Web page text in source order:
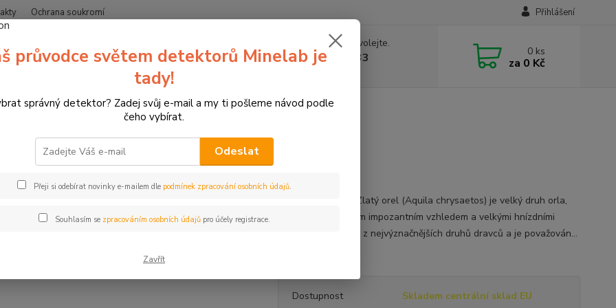
Ochrana soukromí Přihlášení
Hledat
Nevíte si rady? Zavolejte.
+420774877333 0 ks
za 0 Kč
pro sportovní lukostřelbu 3D terče Leitold 3D terč sedící orel, terč Leitold
sedící orel, terč Leitold
3D terč zlatý orel Zlatý orel (Aquila chrysaetos) je velký druh orla,
který je známý svým impozantním vzhledem a velkými hnízdními
teritorii. Je to jeden z nejvýznačnějších druhů dravců a je považován...
Dostupnost Skladem centrální sklad EU
průvodce světem detektorů Minelab je
tady!
správný detektor? Zadej svůj e-mail a my ti pošleme návod podle
čeho vybírat.
Odeslat
Přeji si odebírat novinky e-mailem dle podmínek zpracování osobních údajů.
Souhlasím se zpracováním osobních údajůpro účely registrace.
Zavřít